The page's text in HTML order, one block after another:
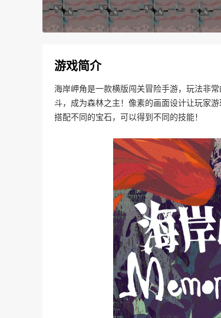
游戏简介
海岸岬角是一款横版闯关冒险手游，玩法非
斗，成为森林之主！像素的画面设计让玩家
搭配不同的宝石，可以得到不同的技能！